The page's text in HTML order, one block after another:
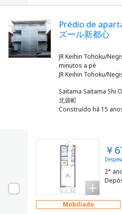
Prédio de
ズール新都心
JR Keihin Tohoku/
minutos a pé
Saitama Saitama Shi
北袋町
Construído há 15
￥
2°
Mobiliado